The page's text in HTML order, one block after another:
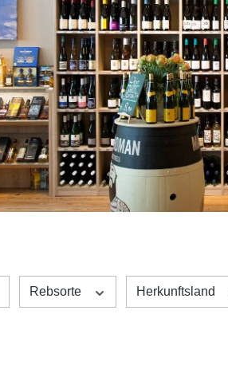
Rebsorte Herkunftsland